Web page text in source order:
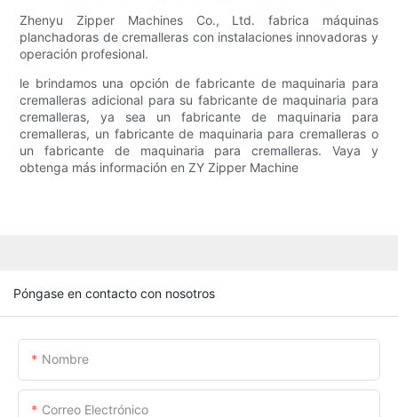
Zhenyu Zipper Machines Co., Ltd. fabrica máquinas
planchadoras de cremalleras con instalaciones innovadoras y
operación profesional.
le brindamos una opción de fabricante de maquinaria para
cremalleras adicional para su fabricante de maquinaria para
cremalleras, ya sea un fabricante de maquinaria para
cremalleras, un fabricante de maquinaria para cremalleras o
un fabricante de maquinaria para cremalleras. Vaya y
obtenga más información en ZY Zipper Machine
Póngase en contacto con nosotros
Nombre
Correo Electrónico